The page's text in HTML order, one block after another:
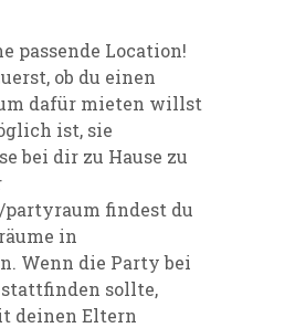
passende Location!
ob du einen
dafür mieten willst
ist, sie
bei dir zu Hause zu
findest du
in
Wenn die Party bei
stattfinden sollte,
deinen Eltern